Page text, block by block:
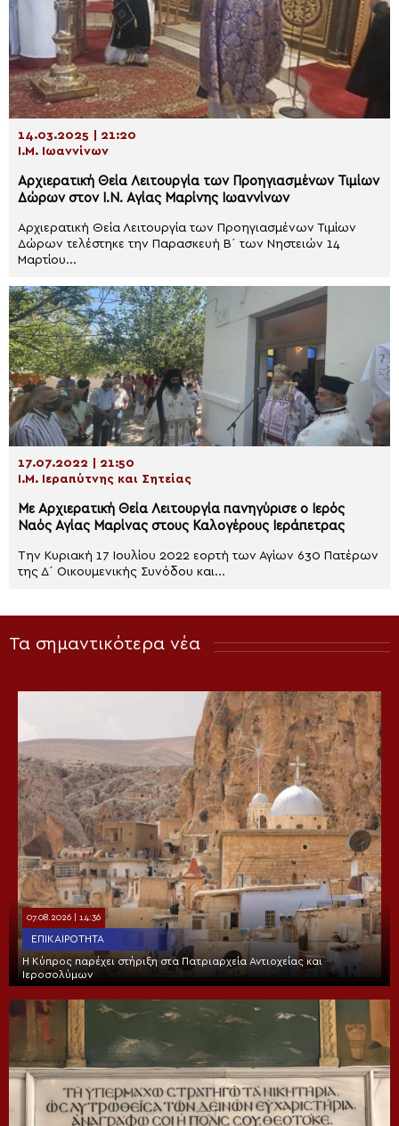
14.03.2025 | 21:20
Ι.Μ. Ιωαννίνων
Αρχιερατική Θεία Λειτουργία των Προηγιασμένων Τιμίων
Δώρων στον Ι.Ν. Αγίας Μαρίνης Ιωαννίνων
Αρχιερατική Θεία Λειτουργία των Προηγιασμένων Τιμίων
Δώρων τελέστηκε την Παρασκευή Β΄ των Νηστειών 14
Μαρτίου...
17.07.2022 | 21:50
Ι.Μ. Ιεραπύτνης και Σητείας
Με Αρχιερατική Θεία Λειτουργία πανηγύρισε ο Ιερός
Ναός Αγίας Μαρίνας στους Καλογέρους Ιεράπετρας
Την Κυριακή 17 Ιουλίου 2022 εορτή των Αγίων 630 Πατέρων
της Δ´ Οικουμενικής Συνόδου και...
Τα σημαντικότερα νέα
07.08.2026 | 14:36
ΕΠΙΚΑΙΡΌΤΗΤΑ
Η Κύπρος παρέχει στήριξη στα Πατριαρχεία Αντιοχείας και
Ιεροσολύμων